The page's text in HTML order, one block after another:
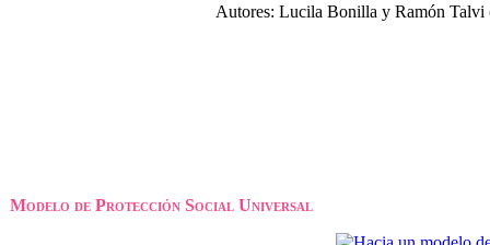
Autores: Lucila Bonilla y Ramón Talvi
Modelo de Protección Social Universal